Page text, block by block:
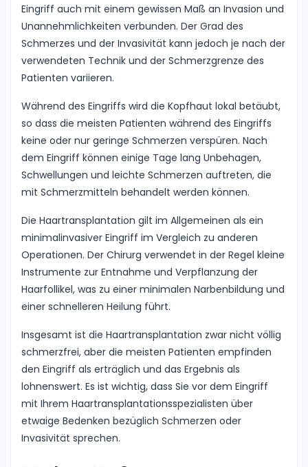
Eingriff auch mit einem gewissen Maß an Invasion und
Unannehmlichkeiten verbunden. Der Grad des
Schmerzes und der Invasivität kann jedoch je nach der
verwendeten Technik und der Schmerzgrenze des
Patienten variieren.
Während des Eingriffs wird die Kopfhaut lokal betäubt,
so dass die meisten Patienten während des Eingriffs
keine oder nur geringe Schmerzen verspüren. Nach
dem Eingriff können einige Tage lang Unbehagen,
Schwellungen und leichte Schmerzen auftreten, die
mit Schmerzmitteln behandelt werden können.
Die Haartransplantation gilt im Allgemeinen als ein
minimalinvasiver Eingriff im Vergleich zu anderen
Operationen. Der Chirurg verwendet in der Regel kleine
Instrumente zur Entnahme und Verpflanzung der
Haarfollikel, was zu einer minimalen Narbenbildung und
einer schnelleren Heilung führt.
Insgesamt ist die Haartransplantation zwar nicht völlig
schmerzfrei, aber die meisten Patienten empfinden
den Eingriff als erträglich und das Ergebnis als
lohnenswert. Es ist wichtig, dass Sie vor dem Eingriff
mit Ihrem Haartransplantationsspezialisten über
etwaige Bedenken bezüglich Schmerzen oder
Invasivität sprechen.